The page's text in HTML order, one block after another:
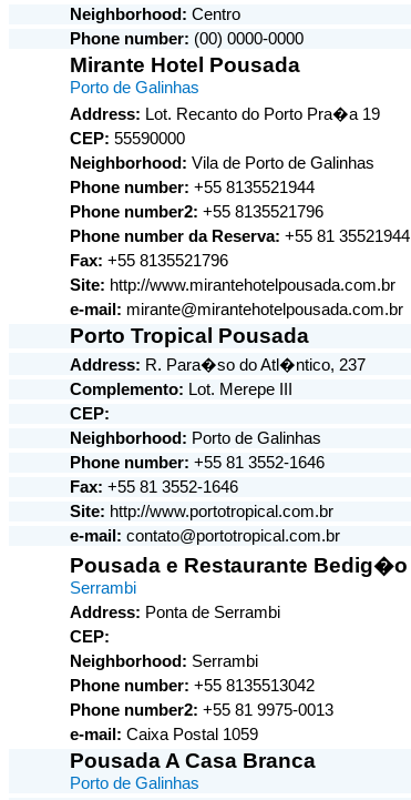
Neighborhood: Centro
Phone number: (00) 0000-0000
Mirante Hotel Pousada
Porto de Galinhas
Address: Lot. Recanto do Porto Pra�a 19
CEP: 55590000
Neighborhood: Vila de Porto de Galinhas
Phone number: +55 8135521944
Phone number2: +55 8135521796
Phone number da Reserva: +55 81 35521944
Fax: +55 8135521796
Site: http://www.mirantehotelpousada.com.br
e-mail: mirante@mirantehotelpousada.com.br
Porto Tropical Pousada
Address: R. Para�so do Atl�ntico, 237
Complemento: Lot. Merepe III
CEP:
Neighborhood: Porto de Galinhas
Phone number: +55 81 3552-1646
Fax: +55 81 3552-1646
Site: http://www.portotropical.com.br
e-mail: contato@portotropical.com.br
Pousada e Restaurante Bedig�o
Serrambi
Address: Ponta de Serrambi
CEP:
Neighborhood: Serrambi
Phone number: +55 8135513042
Phone number2: +55 81 9975-0013
e-mail: Caixa Postal 1059
Pousada A Casa Branca
Porto de Galinhas